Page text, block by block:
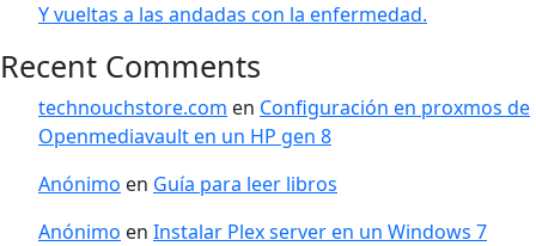
Y vueltas a las andadas con la enfermedad.
Recent Comments
technouchstore.com en Configuración en proxmos de
Openmediavault en un HP gen 8
Anónimo en Guía para leer libros
Anónimo en Instalar Plex server en un Windows 7